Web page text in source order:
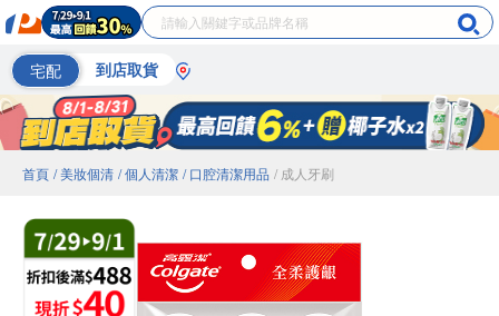
宅配 到店取貨
首頁 / 美妝個清 / 個人清潔 / 口腔清潔用品 / 成人牙刷